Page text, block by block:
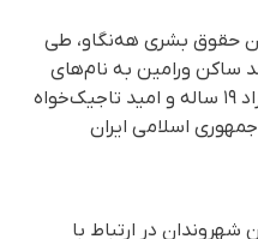
حقوق بشری هه‌نگاو، طی
ساکن ورامین به نام‌های
اشکان کمالی ۱۷ ساله، رسول نیکزاد ۱۹ ساله و امید تاجیک‌خواه
اسلامی ایران
شهروندان در ارتباط با